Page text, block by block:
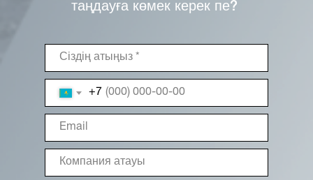
+7
таңдауға көмек керек пе?